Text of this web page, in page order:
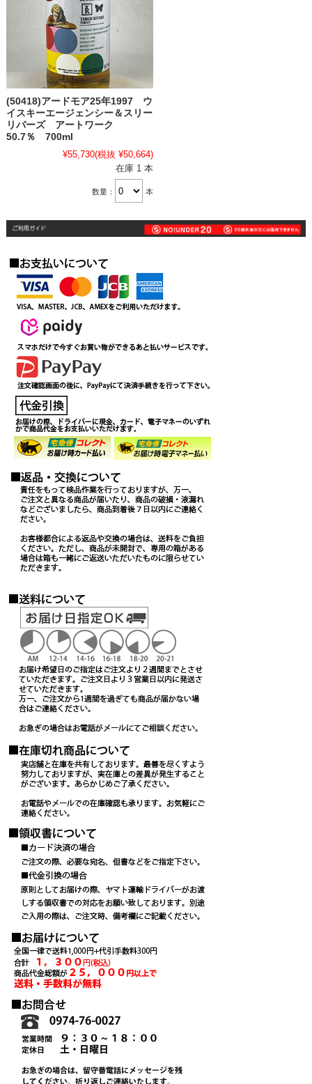
(50418)アードモア25年1997 ウ
イスキーエージェンシー＆スリー
リバーズ アートワーク
50.7％ 700ml
¥55,730(税抜 ¥50,664)
在庫 1 本
数量： 本